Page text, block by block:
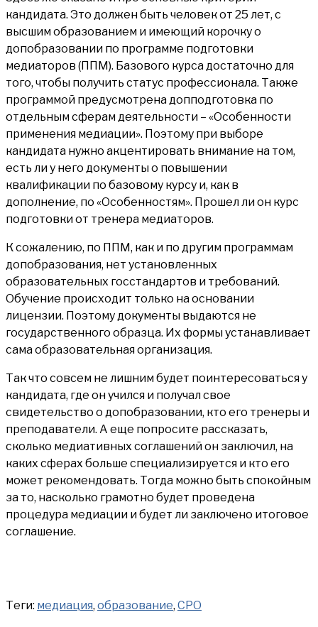
кандидата. Это должен быть человек от 25 лет, с
высшим образованием и имеющий корочку о
допобразовании по программе подготовки
медиаторов (ППМ). Базового курса достаточно для
того, чтобы получить статус профессионала. Также
программой предусмотрена допподготовка по
отдельным сферам деятельности – «Особенности
применения медиации». Поэтому при выборе
кандидата нужно акцентировать внимание на том,
есть ли у него документы о повышении
квалификации по базовому курсу и, как в
дополнение, по «Особенностям». Прошел ли он курс
подготовки от тренера медиаторов.
К сожалению, по ППМ, как и по другим программам
допобразования, нет установленных
образовательных госстандартов и требований.
Обучение происходит только на основании
лицензии. Поэтому документы выдаются не
государственного образца. Их формы устанавливает
сама образовательная организация.
Так что совсем не лишним будет поинтересоваться у
кандидата, где он учился и получал свое
свидетельство о допобразовании, кто его тренеры и
преподаватели. А еще попросите рассказать,
сколько медиативных соглашений он заключил, на
каких сферах больше специализируется и кто его
может рекомендовать. Тогда можно быть спокойным
за то, насколько грамотно будет проведена
процедура медиации и будет ли заключено итоговое
соглашение.
Теги: медиация, образование, СРО